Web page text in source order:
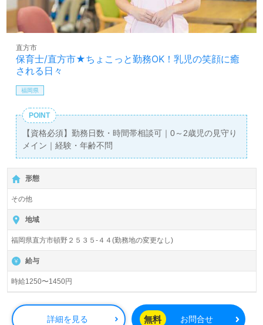
保育士/直方市★ちょこっと勤務OK！乳児の笑顔に癒
される日々
直方市
福岡県
POINT
【資格必須】勤務日数・時間帯相談可｜0～2歳児の見守り
メイン｜経験・年齢不問
形態
その他
地域
福岡県直方市頓野２５３５-４４(勤務地の変更なし)
給与
時給1250〜1450円
詳細を見る 無料 お問合せ